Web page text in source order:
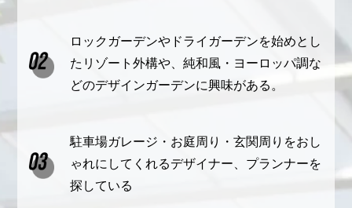
ロックガーデンやドライガーデンを始めとし
たリゾート外構や、純和風・ヨーロッパ調な
どのデザインガーデンに興味がある。
駐車場ガレージ・お庭周り・玄関周りをおし
ゃれにしてくれるデザイナー、プランナーを
探している